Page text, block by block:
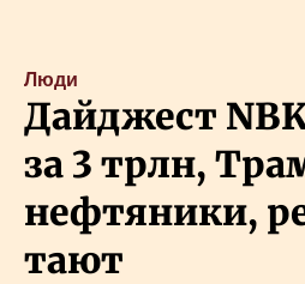
Люди
Дайджест
за 3 трлн,
нефтяники,
тают